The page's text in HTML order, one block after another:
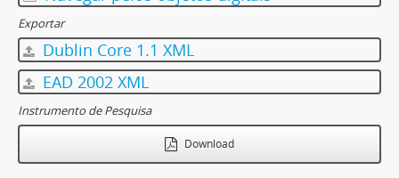
Exportar
Dublin Core 1.1 XML
EAD 2002 XML
Instrumento de Pesquisa
Download